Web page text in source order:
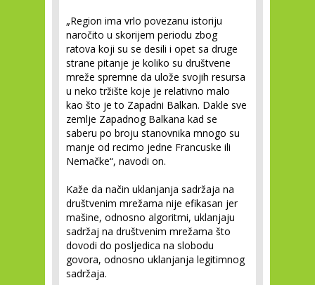
„Region ima vrlo povezanu istoriju
naročito u skorijem periodu zbog
ratova koji su se desili i opet sa druge
strane pitanje je koliko su društvene
mreže spremne da ulože svojih resursa
u neko tržište koje je relativno malo
kao što je to Zapadni Balkan. Dakle sve
zemlje Zapadnog Balkana kad se
saberu po broju stanovnika mnogo su
manje od recimo jedne Francuske ili
Nemačke“, navodi on.
Kaže da način uklanjanja sadržaja na
društvenim mrežama nije efikasan jer
mašine, odnosno algoritmi, uklanjaju
sadržaj na društvenim mrežama što
dovodi do posljedica na slobodu
govora, odnosno uklanjanja legitimnog
sadržaja.